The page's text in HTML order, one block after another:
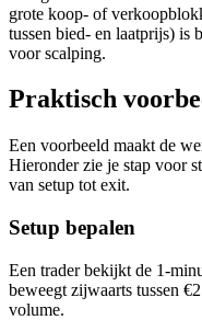
grote koop- of
tussen bied- en laatprijs) is
voor scalping.
Praktisch
Een voorbeeld maakt de
Hieronder zie je stap voor
van setup tot exit.
Setup bepalen
Een trader bekijkt de 1-
beweegt zijwaarts tussen
volume.